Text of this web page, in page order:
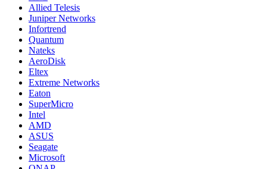
Allied Telesis
Juniper Networks
Infortrend
Quantum
Nateks
AeroDisk
Eltex
Extreme Networks
Eaton
SuperMicro
Intel
AMD
ASUS
Seagate
Microsoft